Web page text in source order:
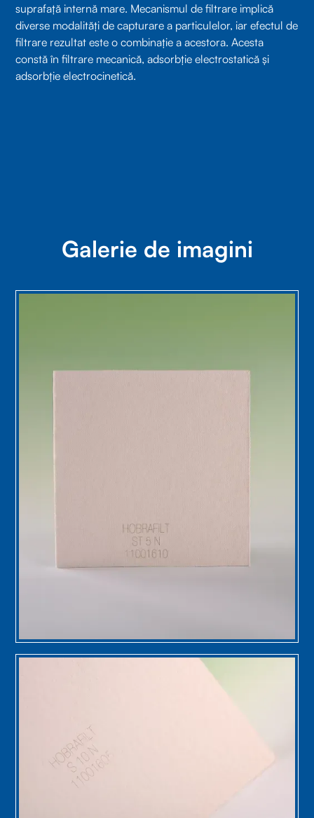
suprafață internă mare. Mecanismul de filtrare implică
diverse modalități de capturare a particulelor, iar efectul de
filtrare rezultat este o combinație a acestora. Acesta
constă în filtrare mecanică, adsorbție electrostatică și
adsorbție electrocinetică.
Galerie de imagini